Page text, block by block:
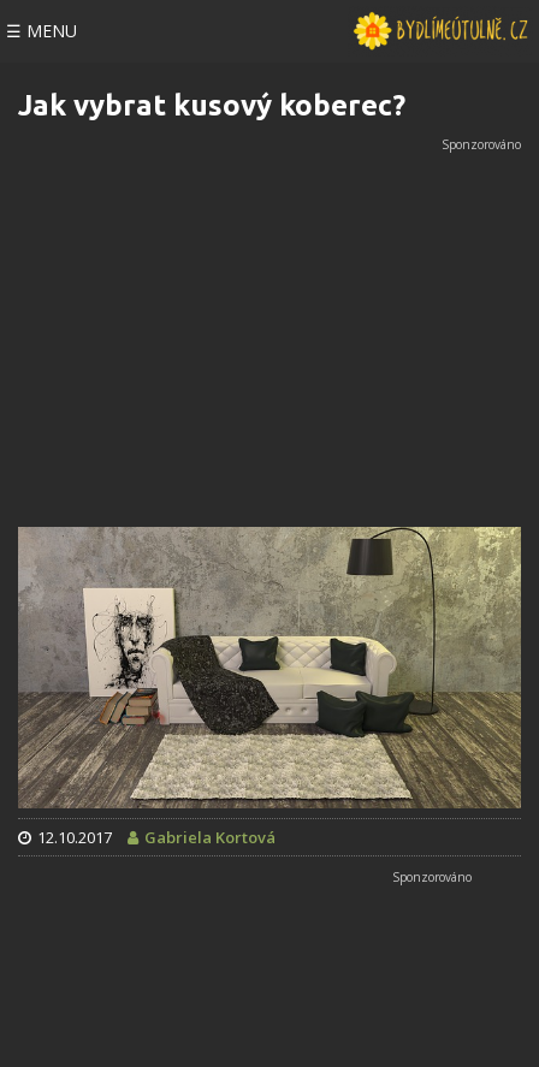
☰ MENU
Jak vybrat kusový koberec?
12.10.2017 Gabriela Kortová